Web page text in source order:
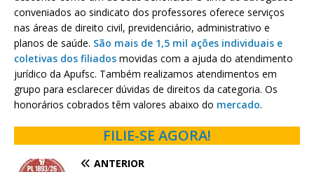
conveniados ao sindicato dos professores oferece serviços
nas áreas de direito civil, previdenciário, administrativo e
planos de saúde. São mais de 1,5 mil ações individuais e
coletivas dos filiados movidas com a ajuda do atendimento
jurídico da Apufsc. Também realizamos atendimentos em
grupo para esclarecer dúvidas de direitos da categoria. Os
honorários cobrados têm valores abaixo do mercado.
FILIE-SE AGORA!
ANTERIOR